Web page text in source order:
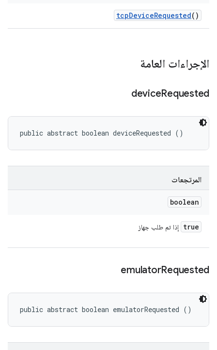
tcpDeviceRequested()
الإجراءات العامة
deviceRequested
public abstract boolean deviceRequested ()
المرتجعات
boolean
true إذا تم طلب جهاز
emulatorRequested
public abstract boolean emulatorRequested ()